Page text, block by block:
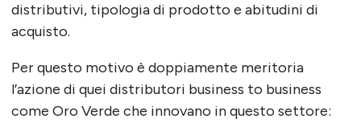
distributivi, tipologia di prodotto e abitudini di
acquisto.
Per questo motivo è doppiamente meritoria
l’azione di quei distributori business to business
come Oro Verde che innovano in questo settore: